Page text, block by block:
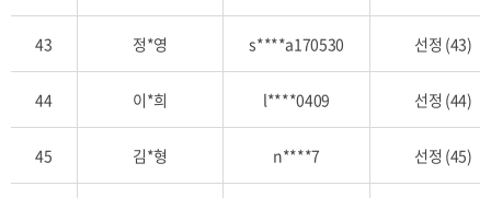
43 정*영 s****a170530 선정 (43)
44 이*희 l****0409 선정 (44)
45 김*형 n****7 선정 (45)